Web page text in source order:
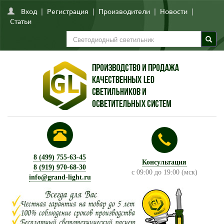
Вход | Регистрация | Производители | Новости |
Статьи
8 (499) 755-63-45
8 (919) 970-68-30
info@grand-light.ru
Консультация
с 09:00 до 19:00 (мск)